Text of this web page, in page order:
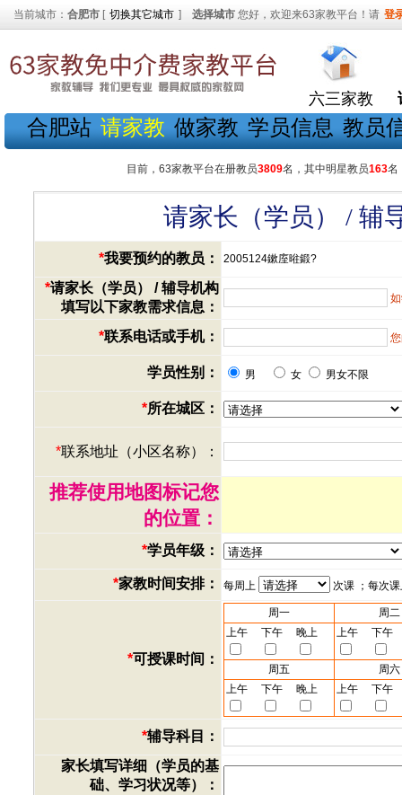
当前城市： 合肥市 [ 切换其它城市 ] 选择城市 您好，欢迎来63家教平台！请 登
六三家教
合肥站 请家教 做家教 学员信息 教员
目前，63家教平台在册教员3809名，其中明星教员163名
请家长（学员） / 辅
*我要预约的教员： 2005124鏉庢暀鍛?
*请家长（学员） / 辅导机构
填写以下家教需求信息：
*联系电话或手机：
学员性别： 男 女 男女不限
*所在城区：
*联系地址（小区名称）：
推荐使用地图标记您
的位置：
*学员年级：
*家教时间安排： 每周上 次课 ；每次
*可授课时间：
周一
周二
上午
下午 晚上 上午 下午
周五
周六
上午
下午 晚上 上午 下午
*辅导科目：
家长填写详细（学员的基
础、学习状况等）：